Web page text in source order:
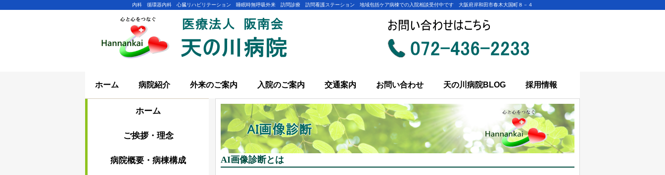
内科 循環器内科 心臓リハビリテーション 睡眠時無呼吸外来 訪問診療 訪問看護ステーション 地域包括ケア病棟での入院相談受付中です 大阪府岸和田市春木大国町８－４
ホーム 病院紹介 外来のご案内 入院のご案内 交通案内 お問い合わせ 天の川病院BLOG 採用情報
AI画像診断とは
ホーム
ご挨拶・理念
病院概要・病棟構成